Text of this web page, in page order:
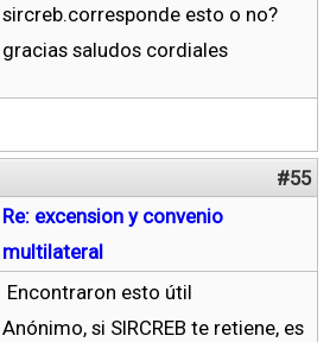
sircreb.corresponde esto o no?
gracias saludos cordiales
#55
Re: excension y convenio
multilateral
Encontraron esto útil
Anónimo, si SIRCREB te retiene, es